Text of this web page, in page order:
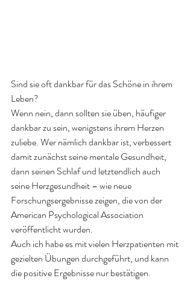
Sind sie oft dankbar für das Schöne in ihrem
Leben?
Wenn nein, dann sollten sie üben, häufiger
dankbar zu sein, wenigstens ihrem Herzen
zuliebe. Wer nämlich dankbar ist, verbessert
damit zunächst seine mentale Gesundheit,
dann seinen Schlaf und letztendlich auch
seine Herzgesundheit – wie neue
Forschungsergebnisse zeigen, die von der
American Psychological Association
veröffentlicht wurden.
Auch ich habe es mit vielen Herzpatienten mit
gezielten Übungen durchgeführt, und kann
die positive Ergebnisse nur bestätigen.